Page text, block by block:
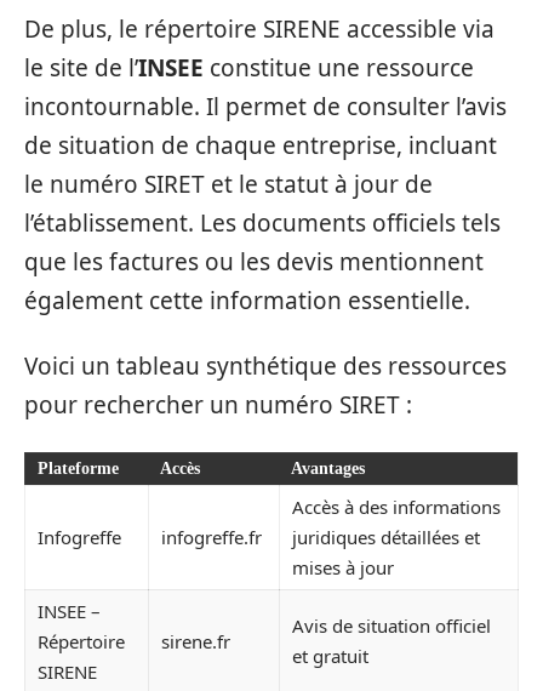
De plus, le répertoire SIRENE accessible via
le site de l’INSEE constitue une ressource
incontournable. Il permet de consulter l’avis
de situation de chaque entreprise, incluant
le numéro SIRET et le statut à jour de
l’établissement. Les documents officiels tels
que les factures ou les devis mentionnent
également cette information essentielle.
Voici un tableau synthétique des ressources
pour rechercher un numéro SIRET :
Plateforme Accès Avantages
Infogreffe infogreffe.fr
Accès à des informations
juridiques détaillées et
mises à jour
INSEE –
Répertoire
SIRENE
sirene.fr
Avis de situation officiel
et gratuit